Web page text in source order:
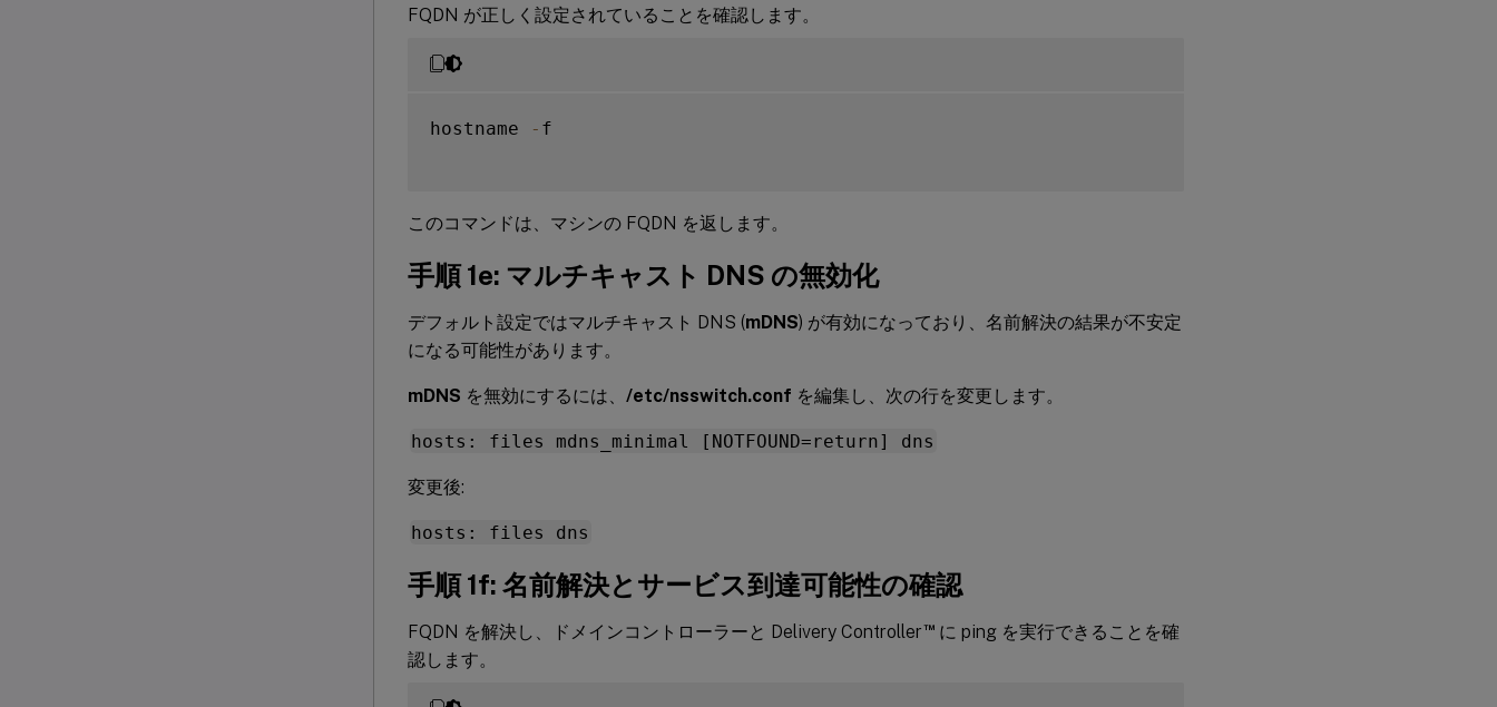
FQDN が正しく設定されていることを確認します。
hostname - f
このコマンドは、マシンの FQDN を返します。
手順 1e: マルチキャスト DNS の無効化
デフォルト設定ではマルチキャスト DNS (mDNS) が有効になっており、名前解決の結果が不安定
になる可能性があります。
mDNS を無効にするには、 /etc/nsswitch.conf を編集し、次の行を変更します。
hosts: files mdns_minimal [NOTFOUND=return] dns
変更後:
hosts: files dns
手順 1f: 名前解決とサービス到達可能性の確認
FQDN を解決し、ドメインコントローラーと Delivery Controller™に ping を実行できることを確
認します。